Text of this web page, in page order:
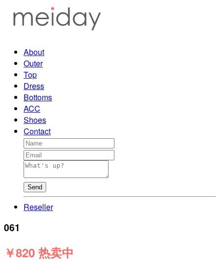
About
Outer
Top
Dress
Bottoms
ACC
Shoes
Contact
Send
Reseller
061
￥820 热卖中